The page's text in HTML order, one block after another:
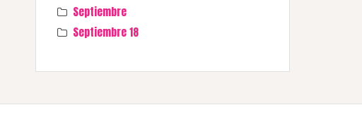
Septiembre
Septiembre 18